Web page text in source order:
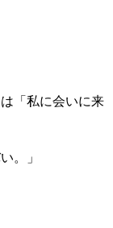
「私に会いに来
。」